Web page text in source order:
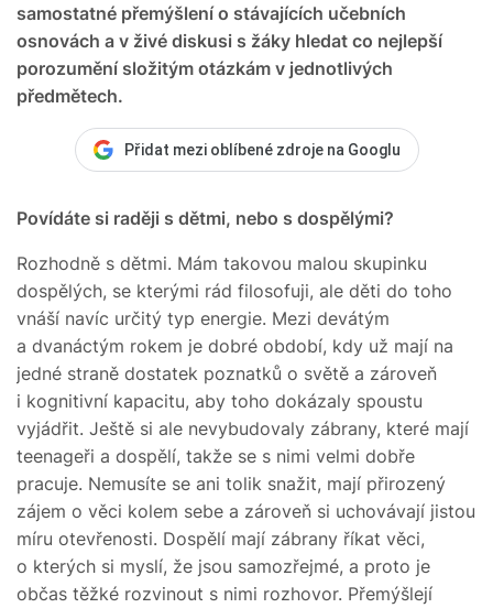
samostatné přemýšlení o stávajících učebních
osnovách a v živé diskusi s žáky hledat co nejlepší
porozumění složitým otázkám v jednotlivých
předmětech.
Přidat mezi oblíbené zdroje na Googlu
Povídáte si raději s dětmi, nebo s dospělými?
Rozhodně s dětmi. Mám takovou malou skupinku
dospělých, se kterými rád filosofuji, ale děti do toho
vnáší navíc určitý typ energie. Mezi devátým
a dvanáctým rokem je dobré období, kdy už mají na
jedné straně dostatek poznatků o světě a zároveň
i kognitivní kapacitu, aby toho dokázaly spoustu
vyjádřit. Ještě si ale nevybudovaly zábrany, které mají
teenageři a dospělí, takže se s nimi velmi dobře
pracuje. Nemusíte se ani tolik snažit, mají přirozený
zájem o věci kolem sebe a zároveň si uchovávají jistou
míru otevřenosti. Dospělí mají zábrany říkat věci,
o kterých si myslí, že jsou samozřejmé, a proto je
občas těžké rozvinout s nimi rozhovor. Přemýšlejí